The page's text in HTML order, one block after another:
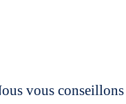
vous